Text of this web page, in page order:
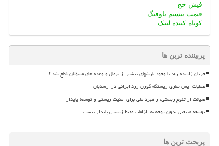
فیش حج
قیمت بیسیم باوفنگ
کوتاه کننده لینک
پربیننده ترین ها
جریان زاینده رود با وجود بارشهای بیشتر از نرمال و وعده های مسؤلان قطع شد!!
عملیات ایمن سازی زیستگاه گوزن زرد ایرانی در ارسنجان
صیانت از تنوع زیستی، راهبرد ملی برای امنیت زیستی و توسعه پایدار
توسعه صنعتی بدون توجه به الزامات محیط زیستی پایدار نیست
پربحث ترین ها